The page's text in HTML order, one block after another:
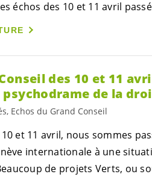
échos des 10 et 11 avril
des 10 et 11
psychodrame de la
Echos du Grand Conseil
et 11 avril, nous sommes
internationale à une
de projets Verts, ou